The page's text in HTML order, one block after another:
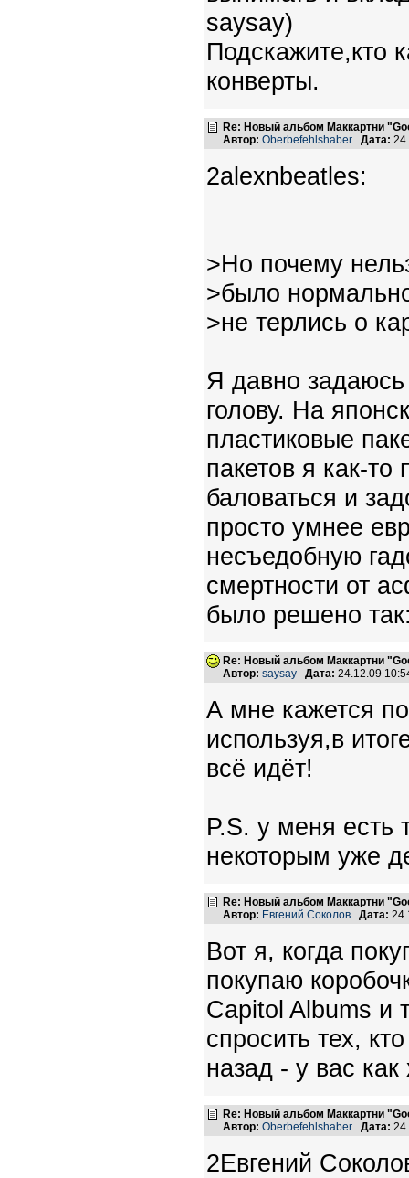
saysay)
Подскажите,кто
конверты.
Re: Новый альбом Маккартни
Автор: Oberbefehlshaber Дата:
2alexnbeatles:
>Но почему
>было
>не терлись о
Я давно
голову. На
пластиковые
пакетов я как-
баловаться и
просто умнее
несъедобную
смертности от
было решено
Re: Новый альбом Маккартни
Автор: saysay Дата: 24.12.09
А мне кажется
используя,в
всё идёт!
P.S. у меня есть
некоторым уже
Re: Новый альбом Маккартни
Автор: Евгений Соколов Дата:
Вот я, когда
покупаю
Capitol Albums и
спросить тех,
назад - у вас
Re: Новый альбом Маккартни
Автор: Oberbefehlshaber Дата:
2Евгений